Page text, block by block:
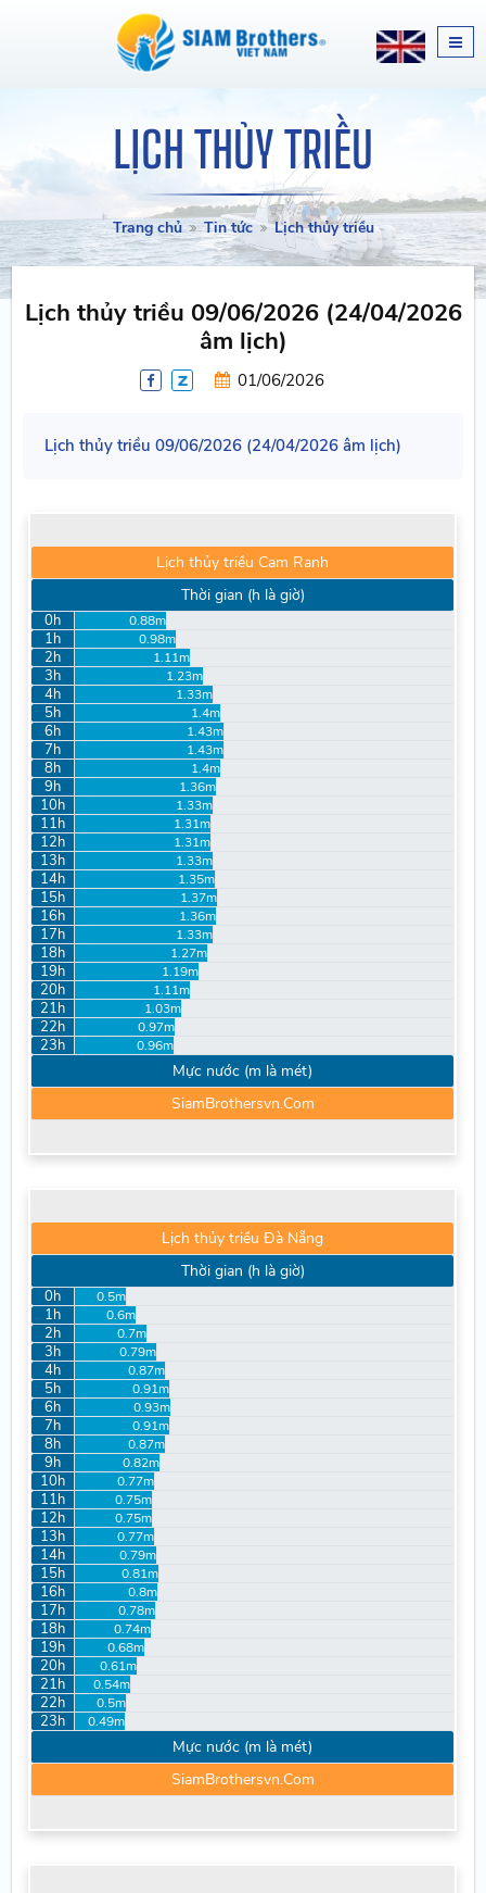
LỊCH THỦY TRIỀU
Trang chủ Tin tức Lịch thủy triều
Lịch thủy triều 09/06/2026 (24/04/2026
âm lịch)
01/06/2026
Lịch thủy triều 09/06/2026 (24/04/2026 âm lịch)
Lịch thủy triều Cam Ranh
Thời gian (h là giờ)
0h 0.88m
1h 0.98m
2h 1.11m
3h 1.23m
4h 1.33m
5h 1.4m
6h 1.43m
7h 1.43m
8h 1.4m
9h 1.36m
10h 1.33m
11h 1.31m
12h 1.31m
13h 1.33m
14h 1.35m
15h 1.37m
16h 1.36m
17h 1.33m
18h 1.27m
19h 1.19m
20h 1.11m
21h 1.03m
22h 0.97m
23h 0.96m
Mực nước (m là mét)
SiamBrothersvn.Com
Lịch thủy triều Đà Nẵng
Thời gian (h là giờ)
0h 0.5m
1h 0.6m
2h 0.7m
3h 0.79m
4h 0.87m
5h 0.91m
6h 0.93m
7h 0.91m
8h 0.87m
9h 0.82m
10h 0.77m
11h 0.75m
12h 0.75m
13h 0.77m
14h 0.79m
15h 0.81m
16h 0.8m
17h 0.78m
18h 0.74m
19h 0.68m
20h 0.61m
21h 0.54m
22h 0.5m
23h 0.49m
Mực nước (m là mét)
SiamBrothersvn.Com